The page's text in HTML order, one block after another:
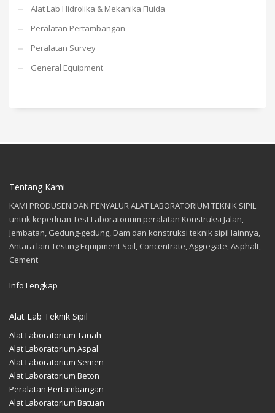
Alat Lab Hidrolika & Mekanika Fluida
Peralatan Pertambangan
Peralatan Survey
General Equipment
Tentang Kami
KAMI PRODUSEN DAN PENYALUR ALAT LABORATORIUM TEKNIK SIPIL
untuk keperluan Test Laboratorium peralatan Konstruksi Jalan,
Jembatan, Gedung-gedung, Dam dan konstruksi teknik sipil lainnya,
Antara lain Testing Equipment Soil, Concentrate, Aggregate, Asphalt,
Cement
Info Lengkap
Alat Lab Teknik Sipil
Alat Laboratorium Tanah
Alat Laboratorium Aspal
Alat Laboratorium Semen
Alat Laboratorium Beton
Peralatan Pertambangan
Alat Laboratorium Batuan